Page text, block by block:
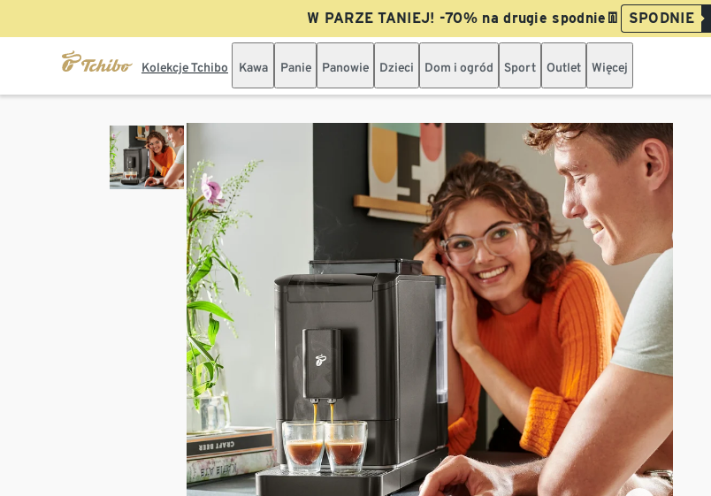
W PARZE TANIEJ! -70% na drugie spodnie👖 SPODNIE
Kolekcje Tchibo Kawa Panie Panowie Dzieci Dom i ogród Sport Outlet Więcej